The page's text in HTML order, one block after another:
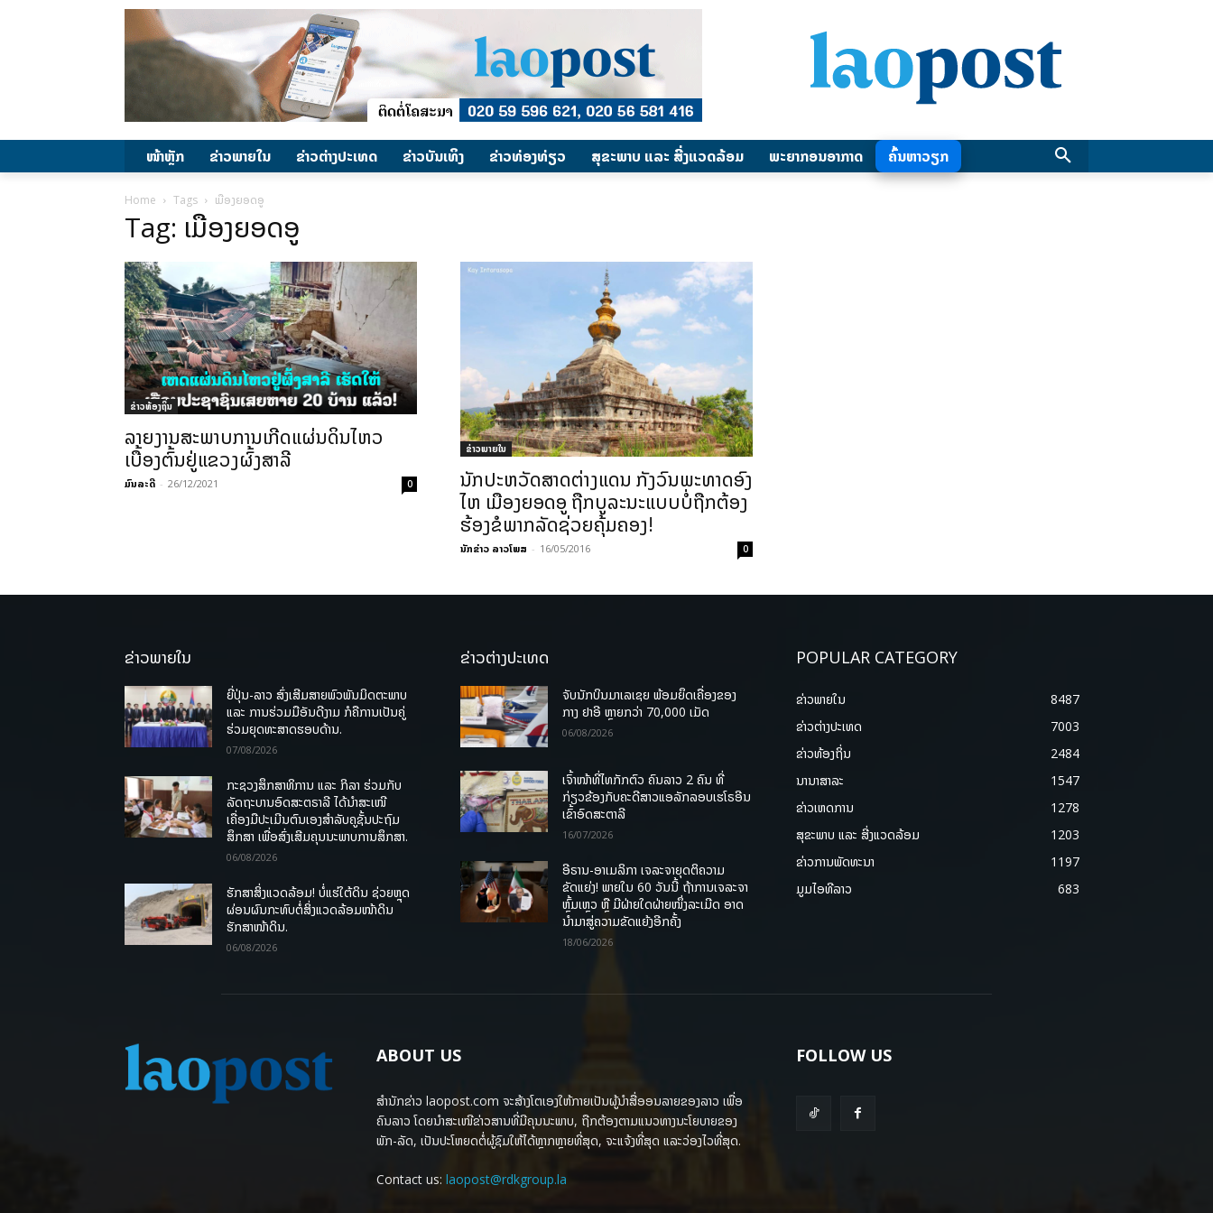
ໜ້າຫຼັກ ຂ່າວພາຍ​ໃນ ຂ່າວຕ່າງປະເທດ ​ຂ່າວບັນເທິງ ​ຂ່າວທ່ອງທ່ຽວ ສຸຂະພາບ ແລະ ສີ່ງແວດລ້ອມ ພະຍາກອນອາກາດ ຄົ້ນຫາວຽກ
Home Tags ເມືອງຍອດອູ
Tag: ເມືອງຍອດອູ
ຂ່າວທ້ອງຖິ່ນ
ລາຍງານສະພາບການເກີດແຜ່ນດິນໄຫວ
ເບື້ອງຕົ້ນຢູ່ແຂວງຜົ້ງສາລີ
ມົນລະດີ - 26/12/2021 0
ຂ່າວພາຍ​ໃນ
ນັກປະຫວັດສາດຕ່າງແດນ ກັງວົນພະທາດອົງ
ໄຫ ເມືອງຍອດອູ ຖືກບູລະນະແບບບໍ່ຖືກຕ້ອງ
ຮ້ອງຂໍພາກລັດຊ່ວຍຄຸ້ມຄອງ!
ນັກຂ່າວ ລາວໂພສ - 16/05/2016 0
ຂ່າວພາຍໃນ
ຍີ່ປຸ່ນ-ລາວ ສົ່ງເສີມສາຍພົວພັນມິດຕະພາບ
ແລະ ການຮ່ວມມືອັນດີງາມ ກໍຄືການເປັນຄູ່
ຮ່ວມຍຸດທະສາດຮອບດ້ານ.
07/08/2026
ກະຊວງສຶກສາທິການ ແລະ ກິລາ ຮ່ວມກັບ
ລັດຖະບານອົດສະຕຣາລີ ໄດ້ນຳສະເໜີ
ເຄື່ອງມືປະເມີນຕົນເອງສຳລັບຄູຊັ້ນປະຖົມ
ສຶກສາ ເພື່ອສົ່ງເສີມຄຸນນະພາບການສຶກສາ.
06/08/2026
ຮັກສາສິ່ງແວດລ້ອມ! ບໍ່ແຮ່ໃຕ້ດິນ ຊ່ວຍຫຼຸດ
ຜ່ອນຜົນກະທົບຕໍ່ສິ່ງແວດລ້ອມໜ້າດິນ
ຮັກສາໜ້າດິນ.
06/08/2026
ຂ່າວຕ່າງປະເທດ
ຈັບນັກບິນມາເລເຊຍ ພ້ອມຍຶດເຄື່ອງຂອງ
ກາງ ຢາອີ ຫຼາຍກວ່າ 70,000 ເມັດ
06/08/2026
ເຈົ້າໜ້າທີ່ໄທກັກຕົວ ຄົນລາວ 2 ຄົນ ທີ່
ກ່ຽວຂ້ອງກັບຄະດີສາວແອລັກລອບເຮໂຣອີນ
ເຂົ້າອົດສະຕາລີ
16/07/2026
ອີຣານ-ອາເມລິກາ ເຈລະຈາຍຸດຕິຄວາມ
ຂັດແຍ່ງ! ພາຍໃນ 60 ວັນນີ້ ຖ້າການເຈລະຈາ
ຫຼົ້ມເຫຼວ ຫຼື ມີຝ່າຍໃດຝ່າຍໜຶ່ງລະເມີດ ອາດ
ນໍາມາສູ່ຄວາມຂັດແຍ້ງອີກຄັ້ງ
18/06/2026
POPULAR CATEGORY
ຂ່າວພາຍ​ໃນ
8487
ຂ່າວຕ່າງປະເທດ
7003
ຂ່າວທ້ອງຖິ່ນ
2484
ນານາສາລະ
1547
ຂ່າວເຫດການ
1278
ສຸຂະພາບ ແລະ ສີ່ງແວດລ້ອມ
1203
ຂ່າວການພັດທະນາ
1197
ມູມໄອທີລາວ
683
ABOUT US
ສຳນັກຂ່າວ laopost.com ຈະສ້າງໂຕເອງໃຫ້ກາຍເປັນຜູ້ນຳສື່ອອນລາຍຂອງລາວ ເພື່ອ
ຄົນລາວ ໂດຍນຳສະເໜີຂ່າວສານທີ່ມີຄຸນນະພາບ, ຖືກຕ້ອງຕາມແນວທາງນະໂຍບາຍຂອງ
ພັກ-ລັດ, ເປັນປະໂຫຍດຕໍ່ຜູ້ຊົມໃຫ້ໄດ້ຫຼາກຫຼາຍທີ່ສຸດ, ຈະແຈ້ງທີ່ສຸດ ແລະວ່ອງໄວທີ່ສຸດ.
Contact us: laopost@rdkgroup.la
FOLLOW US